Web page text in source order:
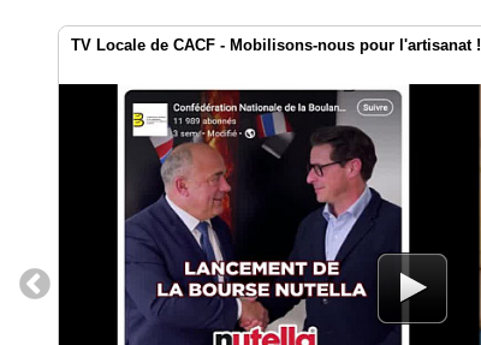
TV Locale de CACF - Mobilisons-nous pour l'artisanat !